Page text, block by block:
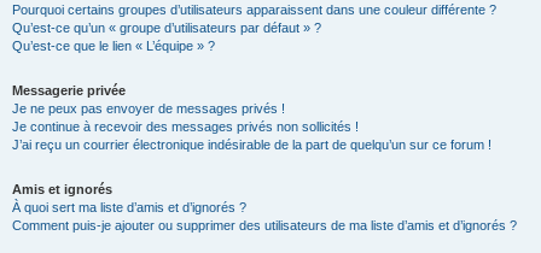
Pourquoi certains groupes d’utilisateurs apparaissent dans une couleur différente ?
Qu’est-ce qu’un « groupe d’utilisateurs par défaut » ?
Qu’est-ce que le lien « L’équipe » ?
Messagerie privée
Je ne peux pas envoyer de messages privés !
Je continue à recevoir des messages privés non sollicités !
J’ai reçu un courrier électronique indésirable de la part de quelqu’un sur ce forum !
Amis et ignorés
À quoi sert ma liste d’amis et d’ignorés ?
Comment puis-je ajouter ou supprimer des utilisateurs de ma liste d’amis et d’ignorés ?